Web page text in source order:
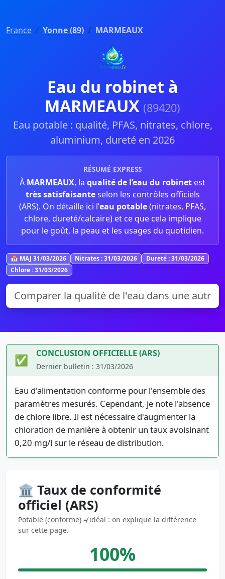
France Yonne (89) MARMEAUX
Eau du robinet à
MARMEAUX (89420)
Eau potable : qualité, PFAS, nitrates, chlore,
aluminium, dureté en 2026
RÉSUMÉ EXPRESS
À MARMEAUX, la qualité de l’eau du robinet est
très satisfaisanteselon les contrôles officiels
(ARS). On détaille ici l’eau potable(nitrates, PFAS,
chlore, dureté/calcaire) et ce que cela implique
pour le goût, la peau et les usages du quotidien.
📅 MAJ 31/03/2026 Nitrates : 31/03/2026
Dureté : 31/03/2026
Chlore : 31/03/2026
✅ CONCLUSION OFFICIELLE (ARS)
Dernier bulletin : 31/03/2026
Eau d'alimentation conforme pour l'ensemble des
paramètres mesurés. Cependant, je note l'absence
de chlore libre. Il est nécessaire d'augmenter la
chloration de manière à obtenir un taux avoisinant
0,20 mg/l sur le réseau de distribution.
🏛️ Taux de conformité
officiel (ARS)
Potable (conforme) ≠ idéal : on explique la différence
sur cette page.
100%